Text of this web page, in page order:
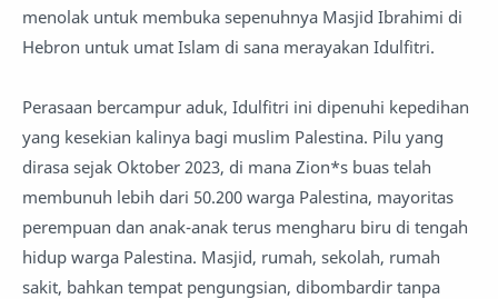
menolak untuk membuka sepenuhnya Masjid Ibrahimi di
Hebron untuk umat Islam di sana merayakan Idulfitri.
Perasaan bercampur aduk, Idulfitri ini dipenuhi kepedihan
yang kesekian kalinya bagi muslim Palestina. Pilu yang
dirasa sejak Oktober 2023, di mana Zion*s buas telah
membunuh lebih dari 50.200 warga Palestina, mayoritas
perempuan dan anak-anak terus mengharu biru di tengah
hidup warga Palestina. Masjid, rumah, sekolah, rumah
sakit, bahkan tempat pengungsian, dibombardir tanpa